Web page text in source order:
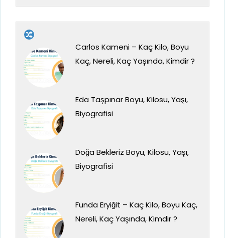
Carlos Kameni – Kaç Kilo, Boyu
Kaç, Nereli, Kaç Yaşında, Kimdir ?
Eda Taşpınar Boyu, Kilosu, Yaşı,
Biyografisi
Doğa Bekleriz Boyu, Kilosu, Yaşı,
Biyografisi
Funda Eryiğit – Kaç Kilo, Boyu Kaç,
Nereli, Kaç Yaşında, Kimdir ?